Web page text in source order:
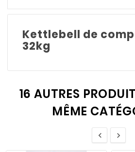
Kettlebell de
32kg
16 AUTRES
MÊME
 